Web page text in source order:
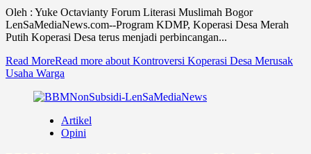
Oleh : Yuke Octavianty Forum Literasi Muslimah Bogor
LenSaMediaNews.com--Program KDMP, Koperasi Desa Merah
Putih Koperasi Desa terus menjadi perbincangan...
Read MoreRead more about Kontroversi Koperasi Desa Merusak
Usaha Warga
Artikel
Opini